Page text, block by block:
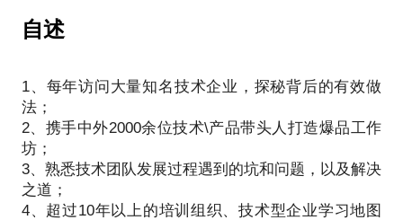
尝试组织一场产品马拉松；
PS.在选择与我见面前，请把你的问题更具体化。毕
竟，一小时的谈话只能解决一个小问题。请把你的问
题提前发给我，方便我做更精细的准备，提升见面效
率。期待与你的见面！
在这样的情况下，不少技术团队带头人或大老板容易
遭遇：
底有待提高，招聘不到更好的人才，研发文化形同虚
设等等。我在技术型团队建设方面拥有十年以上经
历，发现并帮助无数技术团队带头人和CTO低成本改
善、改进的一些实践体会。相信在这些方面，能为你
提供一些简单易行、立竿见影的思路。
我愿意与你分享的内容包括：
自述
1、每年访问大量知名技术企业，探秘背后的有效做
法；
2、携手中外2000余位技术\产品带头人打造爆品工作
坊；
3、熟悉技术团队发展过程遇到的坑和问题，以及解决
之道；
4、超过10年以上的培训组织、技术型企业学习地图